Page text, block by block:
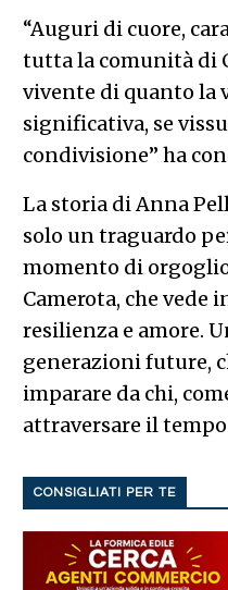
“Auguri di cuore,
tutta la comunità di
vivente di quanto la
significativa, se
condivisione” ha
La storia di Anna
solo un traguardo
momento di
Camerota, che vede
resilienza e amore.
generazioni future,
imparare da chi,
attraversare il
CONSIGLIATI PER TE